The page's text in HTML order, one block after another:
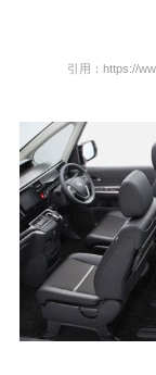
引用：https://